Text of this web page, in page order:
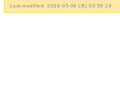
Last-modified: 2026-05-06 (水) 00:59:19